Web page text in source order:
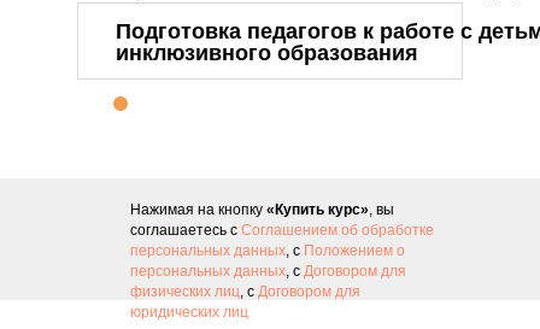
Подготовка педагогов к работе с
инклюзивного образования
Нажимая на кнопку «Купить курс», вы
соглашаетесь с Соглашением об обработке
персональных данных, с Положением о
персональных данных, с Договором для
физических лиц, с Договором для
юридических лиц